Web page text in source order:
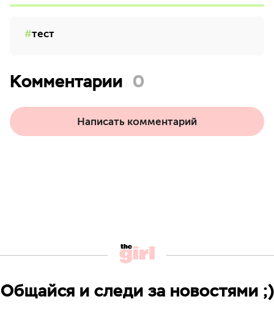
тест
Комментарии 0
Написать комментарий
Общайся и следи за новостями ;)